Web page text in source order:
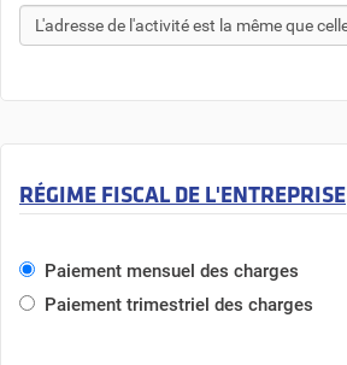
RÉGIME FISCAL DE L'ENTREPRISE
Paiement mensuel des charges
Paiement trimestriel des charges